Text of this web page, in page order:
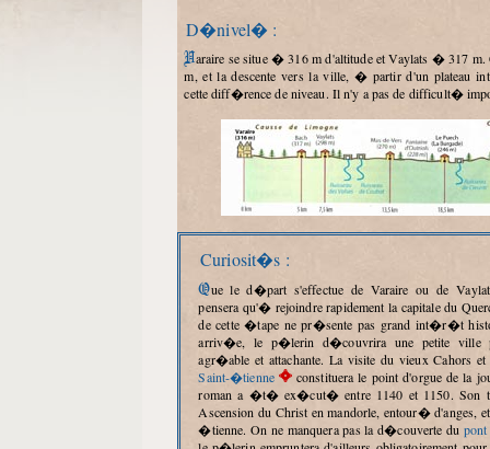
D�nivel� :
Varaire se situe � 316 m d'altitude et Vaylats � 317 m. Cahors est � 122
m, et la descente vers la ville, � partir d'un plateau
cette diff�rence de niveau. Il n'y a pas de difficult�
Curiosit�s :
Que le d�part s'effectue de Varaire ou de Vaylats le p�lerin ne
pensera qu'� rejoindre rapidement la capitale du
de cette �tape ne pr�sente pas grand int�r�t
arriv�e, le p�lerin d�couvrira une petite ville
agr�able et attachante. La visite du vieux Cahors
Saint-�tienne
constituera le point d'orgue de la
roman a �t� ex�cut� entre 1140 et 1150. Son
Ascension du Christ en mandorle, entour� d'anges,
�tienne. On ne manquera pas la d�couverte du